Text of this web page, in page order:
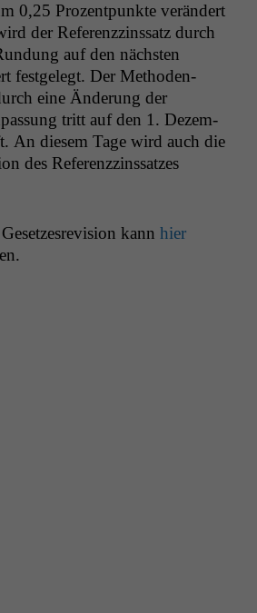
0,25 Prozent­punk­te verän­dert
der Ref­erenzzinssatz durch
auf den näch­sten
fest­gelegt. Der Meth­o­d­en­
eine Änderung der
tritt auf den 1. Dezem­
An diesem Tage wird auch die
des Ref­erenzzinssatzes
kann hier